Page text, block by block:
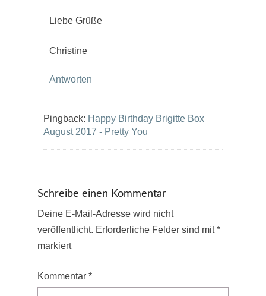
Liebe Grüße
Christine
Antworten
Pingback: Happy Birthday Brigitte Box
August 2017 - Pretty You
Schreibe einen Kommentar
Deine E-Mail-Adresse wird nicht
veröffentlicht. Erforderliche Felder sind mit*
markiert
Kommentar *